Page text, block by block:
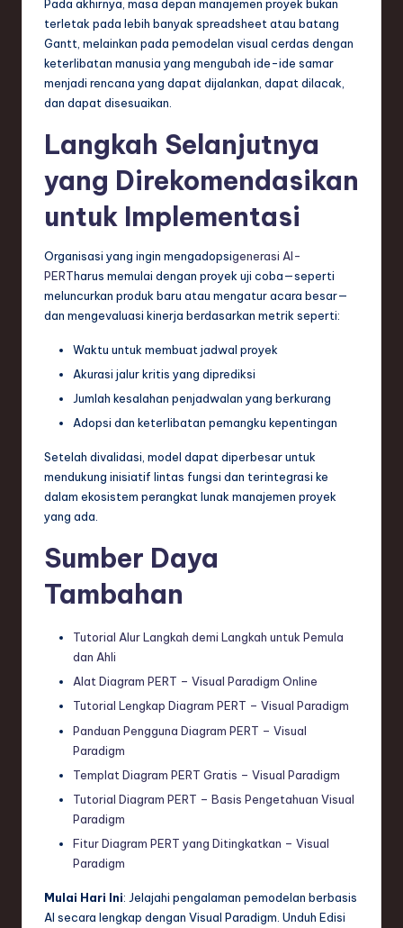
Pada akhirnya, masa depan manajemen proyek bukan
terletak pada lebih banyak spreadsheet atau batang
Gantt, melainkan pada pemodelan visual cerdas dengan
keterlibatan manusia yang mengubah ide-ide samar
menjadi rencana yang dapat dijalankan, dapat dilacak,
dan dapat disesuaikan.
Langkah Selanjutnya
yang Direkomendasikan
untuk Implementasi
Organisasi yang ingin mengadopsigenerasi AI-
PERTharus memulai dengan proyek uji coba—seperti
meluncurkan produk baru atau mengatur acara besar—
dan mengevaluasi kinerja berdasarkan metrik seperti:
Waktu untuk membuat jadwal proyek
Akurasi jalur kritis yang diprediksi
Jumlah kesalahan penjadwalan yang berkurang
Adopsi dan keterlibatan pemangku kepentingan
Setelah divalidasi, model dapat diperbesar untuk
mendukung inisiatif lintas fungsi dan terintegrasi ke
dalam ekosistem perangkat lunak manajemen proyek
yang ada.
Sumber Daya
Tambahan
Tutorial Alur Langkah demi Langkah untuk Pemula
dan Ahli
Alat Diagram PERT – Visual Paradigm Online
Tutorial Lengkap Diagram PERT – Visual Paradigm
Panduan Pengguna Diagram PERT – Visual
Paradigm
Templat Diagram PERT Gratis – Visual Paradigm
Tutorial Diagram PERT – Basis Pengetahuan Visual
Paradigm
Fitur Diagram PERT yang Ditingkatkan – Visual
Paradigm
Mulai Hari Ini: Jelajahi pengalaman pemodelan berbasis
AI secara lengkap dengan Visual Paradigm. Unduh Edisi